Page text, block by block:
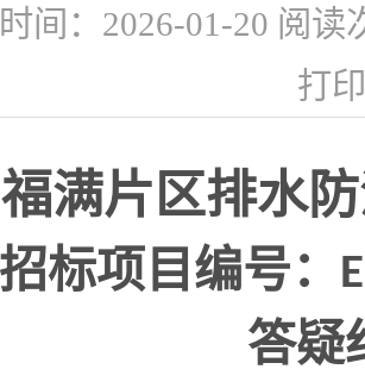
时间：2026-01-20 阅读
打
福满片区排水
招标项目编号：
答疑